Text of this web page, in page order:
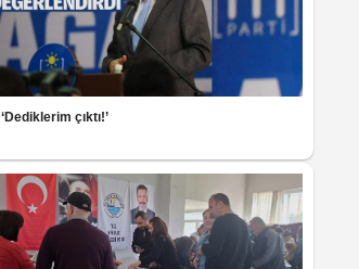
‘Dediklerim çıktı!’